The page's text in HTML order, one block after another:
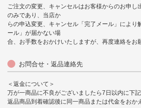
ご注文の変更、キャンセルはお客様からのお申し
のみであり、当店か
らの申込変更、キャンセル「完了メール」により
ール」が届かない場
合、お手数をおかけいたしますが、再度連絡をお
お問合せ・返品連絡先
＜返金について＞
万が一商品に不良がございましたら7日以内に下記
返品商品到着確認後に同一商品または代金をおか